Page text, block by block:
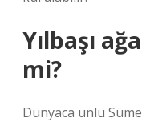
Yılbaşı
mi?
Dünyaca ünlü